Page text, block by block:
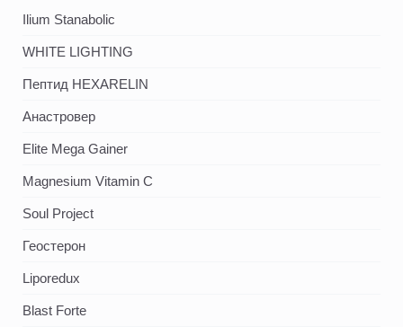
Ilium Stanabolic
WHITE LIGHTING
Пептид HEXARELIN
Анастровер
Elite Mega Gainer
Magnesium Vitamin C
Soul Project
Геостерон
Liporedux
Blast Forte